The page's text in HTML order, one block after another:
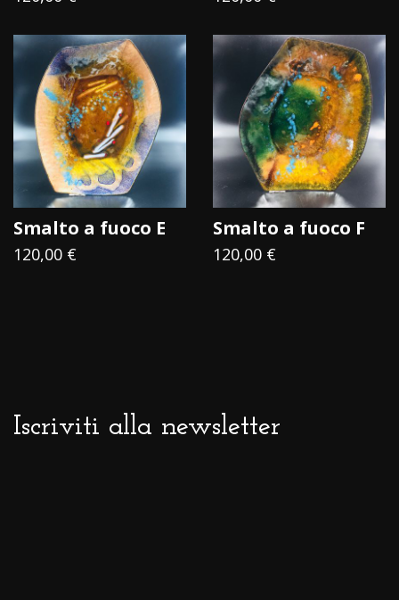
Smalto a fuoco E
120,00 €
Smalto a fuoco F
120,00 €
Iscriviti alla newsletter